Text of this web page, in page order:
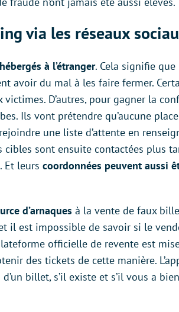
via les réseaux
hébergés à l’étranger. Cela signifie
avoir du mal à les faire fermer.
D’autres, pour gagner la
Ils vont prétendre qu’aucune
une liste d’attente en
cibles sont ensuite contactées plus
Et leurs coordonnées peuvent aussi
d’arnaques à la vente de faux
il est impossible de savoir si le
officielle de revente est
des tickets de cette manière.
billet, s’il existe et s’il vous a